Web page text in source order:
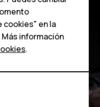
en la
información
.